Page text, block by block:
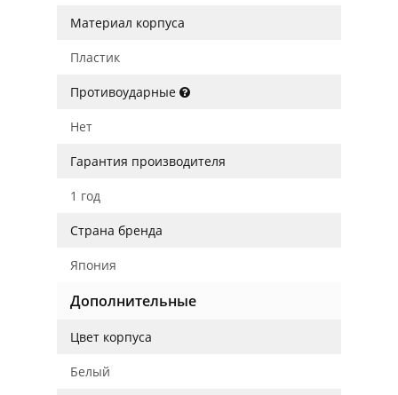
Материал корпуса
Пластик
Противоударные
Нет
Гарантия производителя
1 год
Страна бренда
Япония
Дополнительные
Цвет корпуса
Белый